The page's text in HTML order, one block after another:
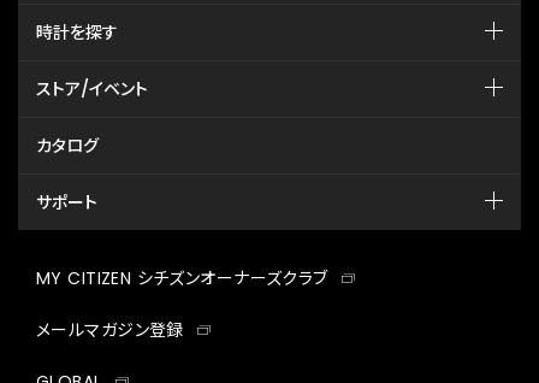
時計を探す
ストア/イベント
カタログ
サポート
MY CITIZEN シチズンオーナーズクラブ
メールマガジン登録